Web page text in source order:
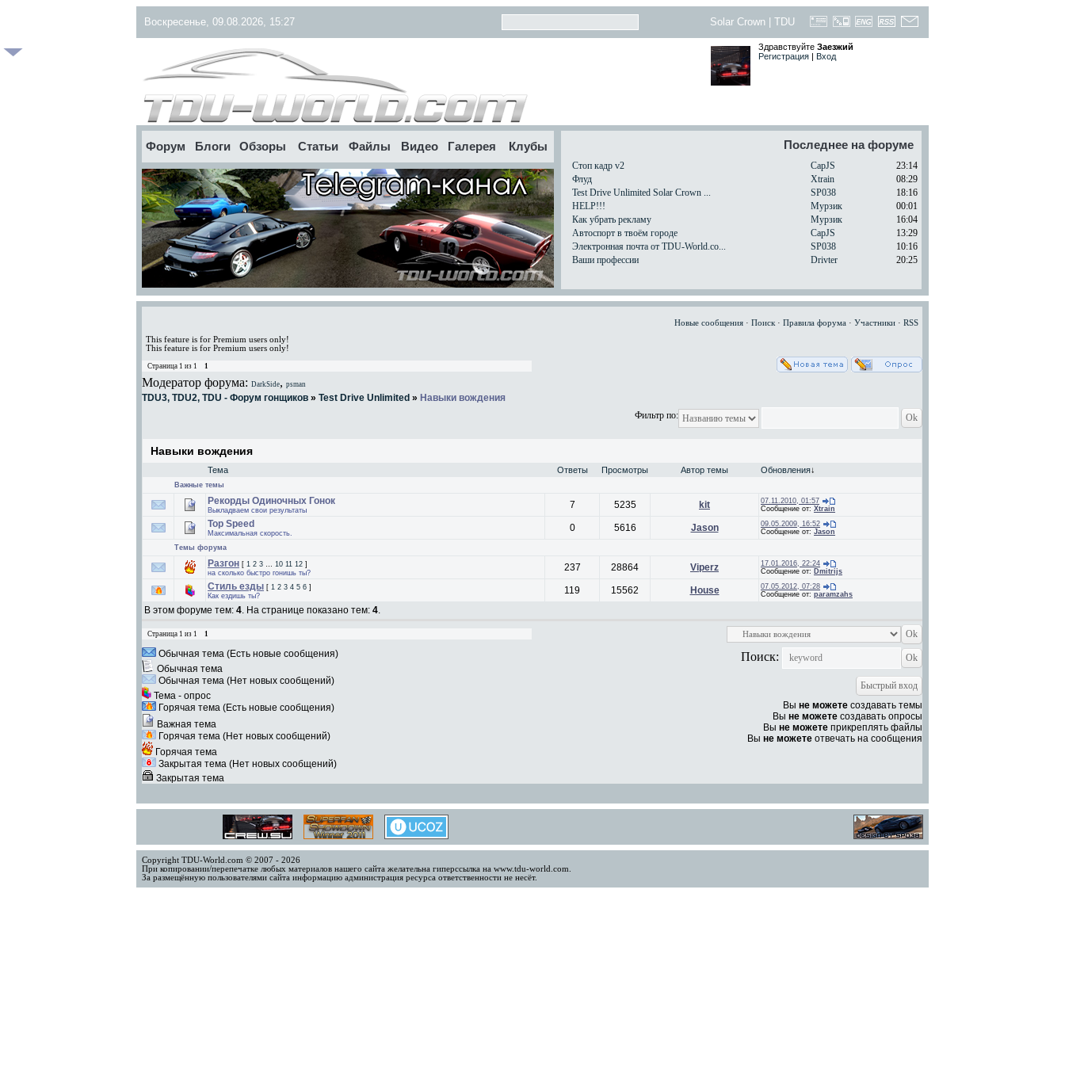
Воскресенье, 09.08.2026, 15:27 Solar Crown TDU
Здравствуйте Заезжий
Регистрация | Вход
Форум Блоги Обзоры Статьи Файлы Видео Галерея Клубы Последнее на форуме
Стоп кадр v2 CapJS
23:14
Флуд
Xtrain
08:29
Test Drive Unlimited Solar Crown ...
SP038
18:16
HELP!!!
Мурзик
00:01
Как убрать рекламу
Мурзик
16:04
Автоспорт в твоём городе
CapJS
13:29
Электронная почта от TDU-World.co...
SP038
10:16
Ваши профессии
Drivter 20:25
Новые сообщения · Поиск · Правила форума · Участники · RSS
This feature is for Premium users only!
This feature is for Premium users only!
Страница 1 из 1 1
Модератор форума: DarkSide, psman
TDU3, TDU2, TDU - Форум гонщиков » Test Drive Unlimited » Навыки вождения
Фильтр по:
Навыки вождения
Тема Ответы Просмотры Автор темы Обновления↓
Важные темы
Рекорды Одиночных Гонок
Выкладваем свои результаты 7 5235 kit
07.11.2010, 01:57
Сообщение от: Xtrain
Top Speed
Максимальная скорость. 0 5616 Jason
09.05.2009, 16:52
Сообщение от: Jason
Темы форума
Разгон [ 1 2 3 … 10 11 12 ]
на сколько быстро гонишь ты?
237 28864 Viperz
17.01.2016, 22:24
Сообщение от: Dmitrijs
Стиль езды [ 1 2 3 4 5 6 ]
Как ездишь ты?
119 15562 House
07.05.2012, 07:28
Сообщение от: paramzahs
В этом форуме тем: 4. На странице показано тем: 4.
Страница 1 из 1 1
Обычная тема (Есть новые сообщения)
Обычная тема
Обычная тема (Нет новых сообщений)
Тема - опрос
Горячая тема (Есть новые сообщения)
Важная тема
Горячая тема (Нет новых сообщений)
Горячая тема
Закрытая тема (Нет новых сообщений)
Закрытая тема
Поиск:
Вы не можете создавать темы
Вы не можете создавать опросы
Вы не можете прикреплять файлы
Вы не можете отвечать на сообщения
Copyright TDU-World.com © 2007 - 2026
При копировании/перепечатке любых материалов нашего сайта желательна гиперссылка на www.tdu-world.com.
За размещённую пользователями сайта информацию администрация ресурса ответственности не несёт.